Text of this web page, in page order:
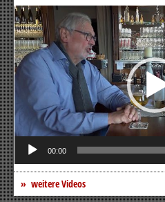
Video-
Player
00:00
weitere Videos